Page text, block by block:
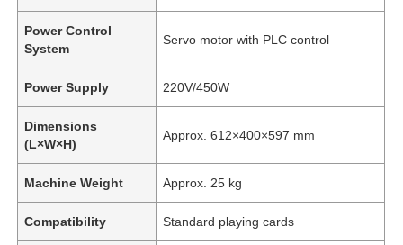
Power Control
System
Servo motor with PLC control
Power Supply 220V/450W
Dimensions
(L×W×H)
Approx. 612×400×597 mm
Machine Weight Approx. 25 kg
Compatibility Standard playing cards